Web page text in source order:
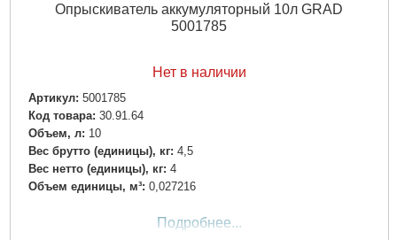
Опрыскиватель аккумуляторный 10л GRAD
5001785
Нет в наличии
Артикул: 5001785
Код товара: 30.91.64
Объем, л: 10
Вес брутто (единицы), кг: 4,5
Вес нетто (единицы), кг: 4
Объем единицы, м³: 0,027216
Подробнее...